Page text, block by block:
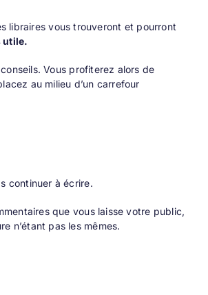
libraires vous trouveront et pourront
utile.
Vous profiterez alors de
au milieu d’un carrefour
continuer à écrire.
que vous laisse votre public,
n’étant pas les mêmes.